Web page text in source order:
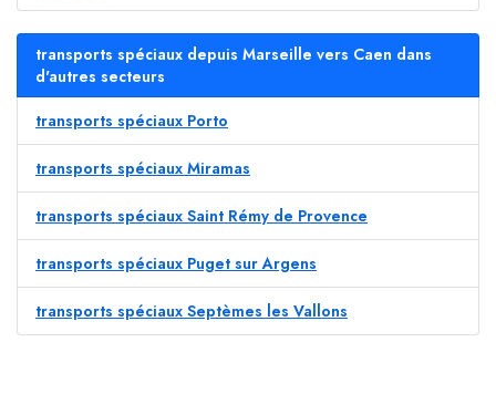
transports spéciaux depuis Marseille vers Caen dans
d'autres secteurs
transports spéciaux Porto
transports spéciaux Miramas
transports spéciaux Saint Rémy de Provence
transports spéciaux Puget sur Argens
transports spéciaux Septèmes les Vallons